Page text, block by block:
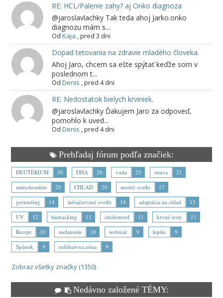
RE: HCL/Palenie zahy? aj Onko diagnoza
@jaroslavlachky Tak teda ahoj Jarko.onko
diagnozu mám s...
Od Kaja ,pred 3 dni
Dopad tetovania na zdravie mladého človeka.
Ahoj Jaro, chcem sa ešte spýtať keďže som v
poslednom t...
Od Denis ,pred 4 dni
RE: Nedostatok bielych krviniek.
@jaroslavlachky Ďakujem Jaro za odpoveď,
pomohlo k uved...
Od Denis ,pred 4 dni
Prehľadaj fórum podľa značiek:
DEUTÉRIUM 30 DHA 26 voda 25 strava
21
mitochondrie
20 CHLAD 20 modré svetlo
17
grounding
14 infračervené svetlo 14 adaptácia na chlad
13
UV
12 biohacking 11 cholesterol 11 krvné testy
11
Recept
10 melatonín 10 webinár 9 leptín
9
Spánok
9 exkluzívna zóna 9
Zobraz všetky značky (1350)
Nedávno založené TÉMY: